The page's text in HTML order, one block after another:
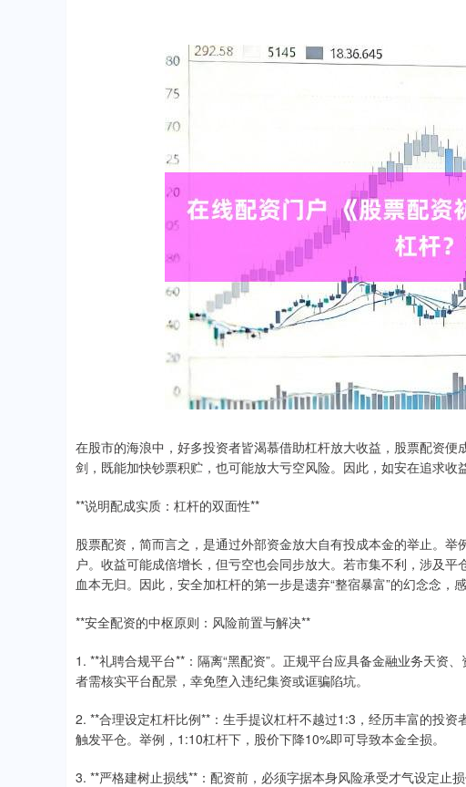
在股市的海浪中，好多投资者皆渴慕借助杠杆放大收益，股票配资
剑，既能加快钞票积贮，也可能放大亏空风险。因此，如安在追求收
**说明配成实质：杠杆的双面性**
股票配资，简而言之，是通过外部资金放大自有投成本金的举止。
户。收益可能成倍增长，但亏空也会同步放大。若市集不利，涉及
血本无归。因此，安全加杠杆的第一步是遗弃“整宿暴富”的幻念念，
**安全配资的中枢原则：风险前置与解决**
1. **礼聘合规平台**：隔离“黑配资”。正规平台应具备金融业务天资
者需核实平台配景，幸免堕入违纪集资或诓骗陷坑。
2. **合理设定杠杆比例**：生手提议杠杆不越过1:3，经历丰富的投
触发平仓。举例，1:10杠杆下，股价下降10%即可导致本金全损。
3. **严格建树止损线**：配资前，必须字据本身风险承受才气设定止